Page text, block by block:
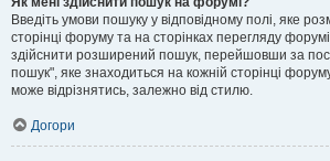
Введіть умови пошуку у відповідному полі, яке
сторінці форуму та на сторінках перегляду
здійснити розширений пошук, перейшовши за
пошук", яке знаходиться на кожній сторінці
може відрізнятись, залежно від стилю.
Догори